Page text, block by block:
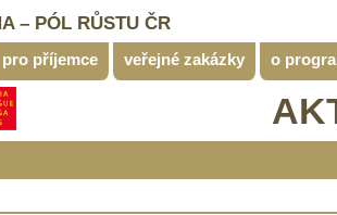
– PÓL RŮSTU ČR
pro příjemce veřejné zakázky o